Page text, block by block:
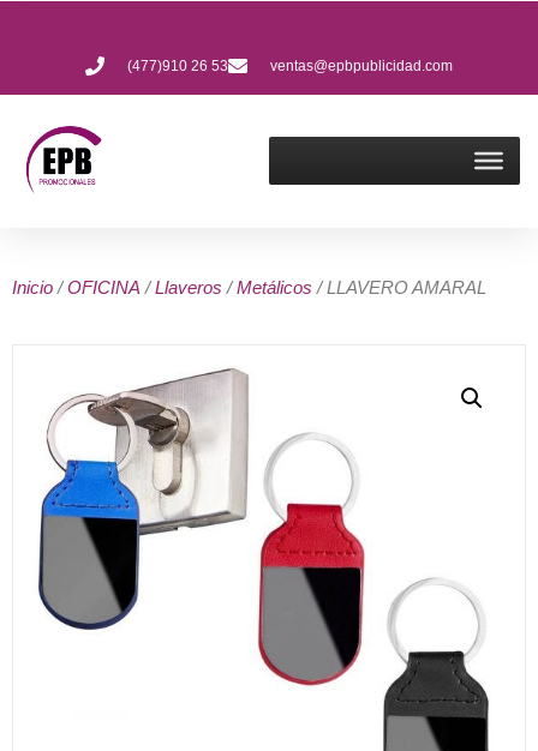
(477)910 26 53 ventas@epbpublicidad.com
Inicio /OFICINA /Llaveros /Metálicos / LLAVERO AMARAL